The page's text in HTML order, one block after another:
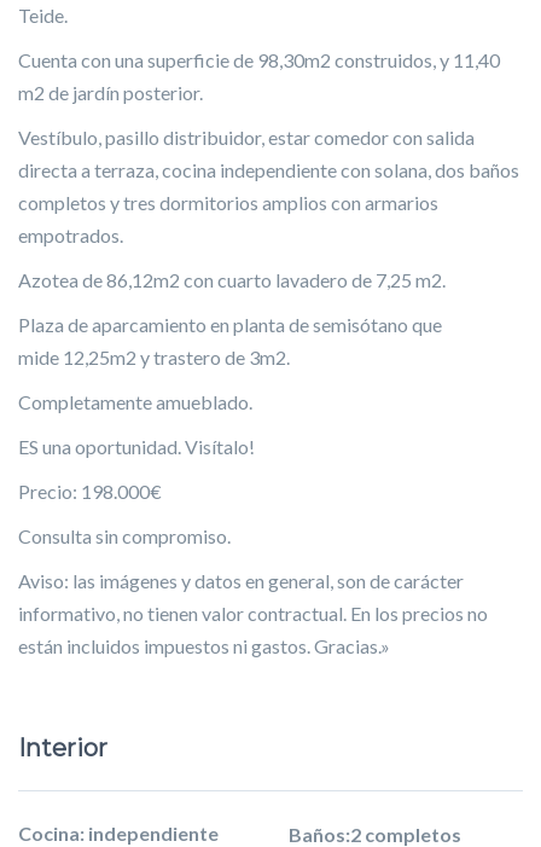
Teide.
Cuenta con una superficie de 98,30m2 construidos, y 11,40
m2 de jardín posterior.
Vestíbulo, pasillo distribuidor, estar comedor con salida
directa a terraza, cocina independiente con solana, dos baños
completos y tres dormitorios amplios con armarios
empotrados.
Azotea de 86,12m2 con cuarto lavadero de 7,25 m2.
Plaza de aparcamiento en planta de semisótano que
mide 12,25m2 y trastero de 3m2.
Completamente amueblado.
ES una oportunidad. Visítalo!
Precio: 198.000€
Consulta sin compromiso.
Aviso: las imágenes y datos en general, son de carácter
informativo, no tienen valor contractual. En los precios no
están incluidos impuestos ni gastos. Gracias.»
Interior
Cocina: independiente
Baños:2 completos